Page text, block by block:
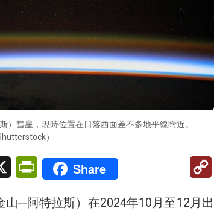
彗星，現時位置在日落西面差不多地平線附近。
）
X PrintFriendly
Share
山─阿特拉斯）在2024年10月至12月出